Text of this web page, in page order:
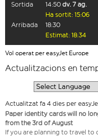
Sortida
14:50 dv. 7 ag.
Ha sortit: 15:06
Arribada
18:30
Estimat: 18:34
Vol operat per easyJet Europe
Actualitzacions en
Actualitzat fa 4 dies per
Paper identity cards will no
from the 3rd of August
If you are planning to travel